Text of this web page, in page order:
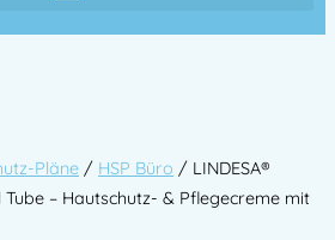
Pläne / HSP Büro / LINDESA®
Tube – Hautschutz- & Pflegecreme mit